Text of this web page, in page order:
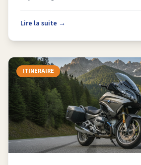
Lire la suite →
ITINERAIRE